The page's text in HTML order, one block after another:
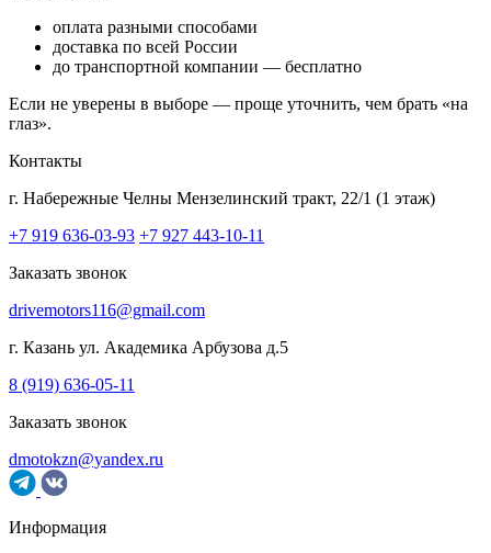
оплата разными способами
доставка по всей России
до транспортной компании — бесплатно
Если не уверены в выборе — проще уточнить, чем брать «на
глаз».
Контакты
г. Набережные Челны Мензелинский тракт, 22/1 (1 этаж)
+7 919 636-03-93 +7 927 443-10-11
Заказать звонок
drivemotors116@gmail.com
г. Казань ул. Академика Арбузова д.5
8 (919) 636-05-11
Заказать звонок
dmotokzn@yandex.ru
Информация